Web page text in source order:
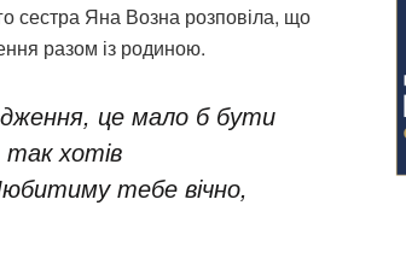
сестра Яна Возна розповіла, що
разом із родиною.
це мало б бути
хотів
тебе вічно,